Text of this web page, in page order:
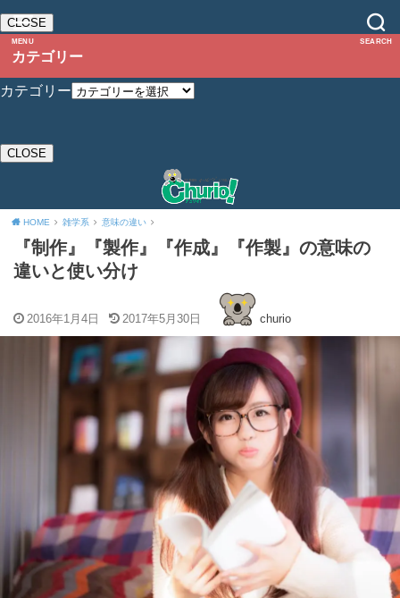
MENU
CLOSE
カテゴリー
カテゴリー
CLOSE
SEARCH
HOME 雑学系 意味の違い
『制作』『製作』『作成』『作製』の意味の
違いと使い分け
2016年1月4日 2017年5月30日 churio